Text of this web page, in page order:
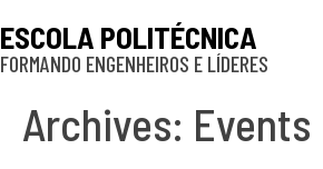
ESCOLA POLITÉCNICA
FORMANDO ENGENHEIROS E LÍDERES
Archives: Events